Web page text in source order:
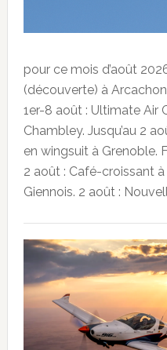
pour ce mois d’août
(découverte) à
1er-8 août : Ultimate Air
Chambley. Jusqu’au 2
en wingsuit à Grenoble.
2 août : Café-croissant
Giennois. 2 août :